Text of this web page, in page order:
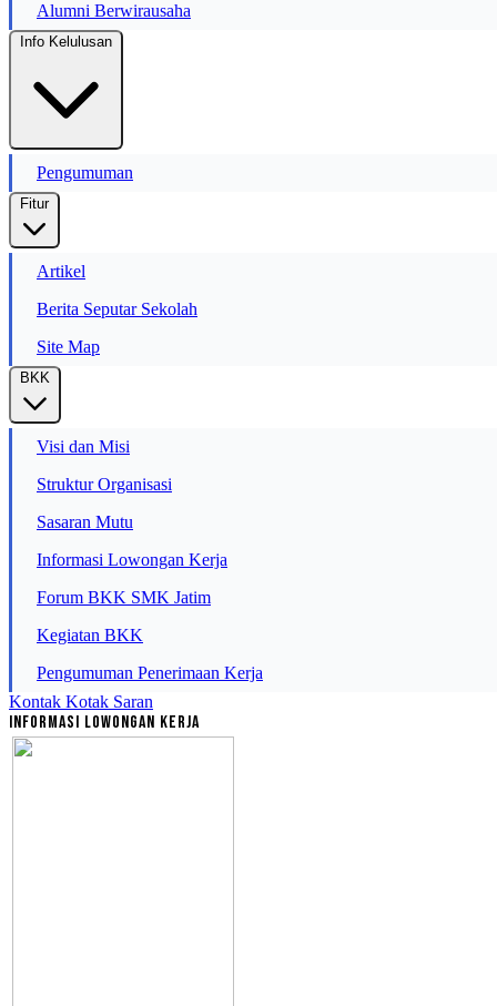
Alumni Berwirausaha
Info Kelulusan
Pengumuman
Fitur
Artikel
Berita Seputar Sekolah
Site Map
BKK
Visi dan Misi
Struktur Organisasi
Sasaran Mutu
Informasi Lowongan Kerja
Forum BKK SMK Jatim
Kegiatan BKK
Pengumuman Penerimaan Kerja
Kontak Kotak Saran
Informasi Lowongan Kerja